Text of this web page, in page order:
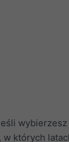
których